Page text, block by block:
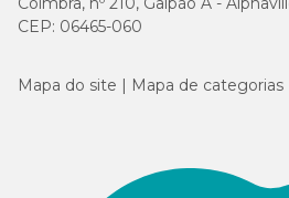
CEP: 06465-060
Mapa do site Mapa de categorias